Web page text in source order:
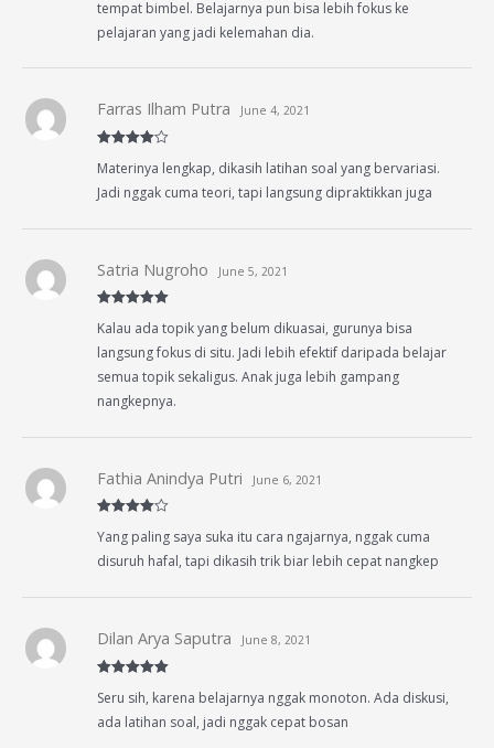
tempat bimbel. Belajarnya pun bisa lebih fokus ke
pelajaran yang jadi kelemahan dia.
out of 5
Farras Ilham Putra June 4, 2021
Materinya lengkap, dikasih latihan soal yang bervariasi.
Jadi nggak cuma teori, tapi langsung dipraktikkan juga
of 5
Satria Nugroho June 5, 2021
Kalau ada topik yang belum dikuasai, gurunya bisa
langsung fokus di situ. Jadi lebih efektif daripada belajar
semua topik sekaligus. Anak juga lebih gampang
nangkepnya.
out of 5
Fathia Anindya Putri June 6, 2021
Yang paling saya suka itu cara ngajarnya, nggak cuma
disuruh hafal, tapi dikasih trik biar lebih cepat nangkep
of 5
Dilan Arya Saputra June 8, 2021
Seru sih, karena belajarnya nggak monoton. Ada diskusi,
ada latihan soal, jadi nggak cepat bosan